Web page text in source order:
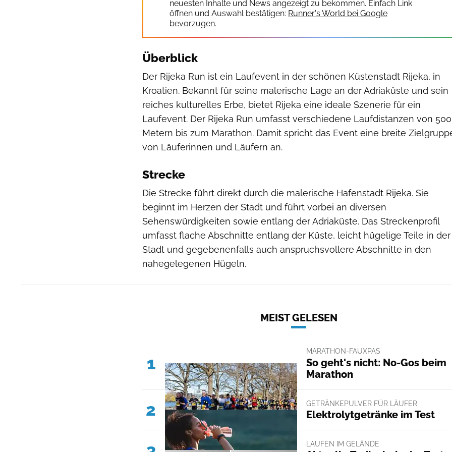
neuesten Inhalte und News angezeigt zu bekommen. Einfach Link
öffnen und Auswahl bestätigen: Runner's World bei Google
bevorzugen.
Überblick
Der Rijeka Run ist ein Laufevent in der schönen Küstenstadt Rijeka, in
Kroatien. Bekannt für seine malerische Lage an der Adriaküste und sein
reiches kulturelles Erbe, bietet Rijeka eine ideale Szenerie für ein
Laufevent. Der Rijeka Run umfasst verschiedene Laufdistanzen von 500
Metern bis zum Marathon. Damit spricht das Event eine breite
von Läuferinnen und Läufern an.
Strecke
Die Strecke führt direkt durch die malerische Hafenstadt Rijeka. Sie
beginnt im Herzen der Stadt und führt vorbei an diversen
Sehenswürdigkeiten sowie entlang der Adriaküste. Das Streckenprofil
umfasst flache Abschnitte entlang der Küste, leicht hügelige Teile in der
Stadt und gegebenenfalls auch anspruchsvollere Abschnitte in den
nahegelegenen Hügeln.
MEIST GELESEN
1
MARATHON-FAUXPAS
So geht's nicht: No-Gos beim
Marathon
2 GETRÄNKEPULVER FÜR LÄUFER
Elektrolytgetränke im Test
LAUFEN IM GELÄNDE